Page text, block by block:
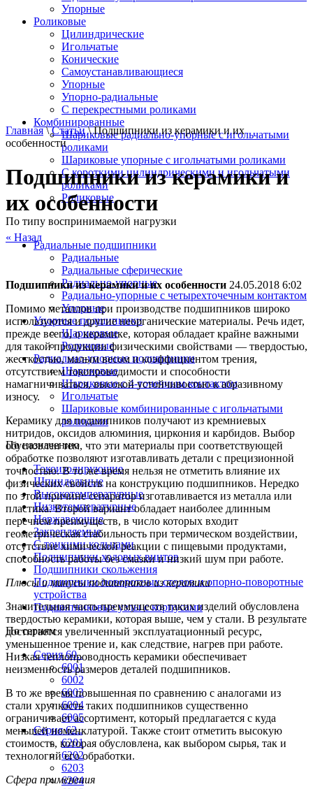
Упорные
Роликовые
Цилиндрические
Игольчатые
Конические
Самоустанавливающиеся
Упорные
Упорно-радиальные
C перекрестными роликами
Комбинированные
Шариковые радиально-упорные с игольчатыми
роликами
Шариковые упорные с игольчатыми роликами
С короткими цилиндрическими и игольчатыми
роликами
Роликовые
По типу воспринимаемой нагрузки
Радиальные подшипники
Радиальные
Радиальные сферические
Радиально-упорные
Радиально-упорные с четырехточечным контактом
Упорные
Упорные подшипники
Шариковые
Роликовые
Радиально-упорные подшипники
Шариковые
Шариковые с 4-точечным контактом
Игольчатые
Шариковые комбинированные с игольчатыми
роликами
По назначению
Токоизолирующие
Шпиндельные
Высокотемпературные
Низкотемпературные
Нержавеющие
Закрепляемые
С тонкими кольцами
Подшипники ходовых винтов
Подшипники скольжения
Подшипники поворотных столов и опорно-поворотные
устройства
Подшипниковые узлы с корпусами
По сериям
Серия 60..
6001
6002
6003
6004
6005
Серия 62..
6201
6202
6203
6204
Главная\Статьи\ Подшипники из керамики и их
особенности
Подшипники из керамики и
их особенности
« Назад
Подшипники из керамики и их особенности 24.05.2018 6:02
Помимо металлов при производстве подшипников широко
используются и другие неорганические материалы. Речь идет,
прежде всего, о керамике, которая обладает крайне важными
для такой продукции физическими свойствами — твердостью,
жесткостью, малым весом и коэффициентом трения,
отсутствием токопроводимости и способности
намагничиваться, высокой устойчивостью к абразивному
износу.
Керамику для подшипников получают из кремниевых
нитридов, оксидов алюминия, циркония и карбидов. Выбор
обусловлен тем, что эти материалы при соответствующей
обработке позволяют изготавливать детали с прецизионной
точностью. В то же время нельзя не отметить влияние их
физических свойств на конструкцию подшипников. Нередко
по этой причине сепаратор изготавливается из металла или
пластика. Второй вариант обладает наиболее длинным
перечнем преимуществ, в число которых входит
геометрическая стабильность при термическом воздействии,
отсутствие химической реакции с пищевыми продуктами,
способность работы без смазки и низкий шум при работе.
Плюсы и минусы подшипников из керамики
Значительная часть преимуществ таких изделий обусловлена
твердостью керамики, которая выше, чем у стали. В результате
достигается увеличенный эксплуатационный ресурс,
уменьшенное трение и, как следствие, нагрев при работе.
Низкая теплопроводность керамики обеспечивает
неизменность размеров деталей подшипников.
В то же время повышенная по сравнению с аналогами из
стали хрупкость таких подшипников существенно
ограничивает ассортимент, который предлагается с куда
меньшей номенклатурой. Также стоит отметить высокую
стоимость, которая обусловлена, как выбором сырья, так и
технологий его обработки.
Сфера применения